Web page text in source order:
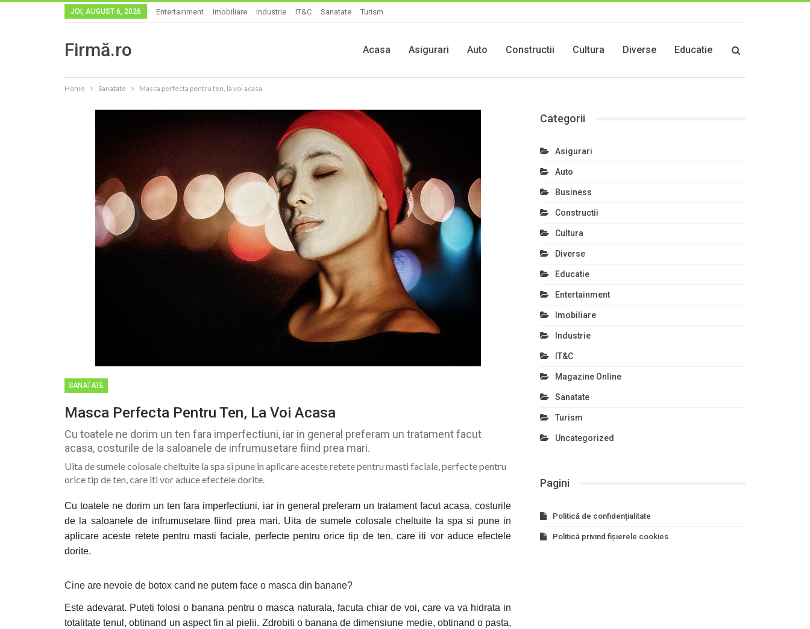
JOI, AUGUST 6, 2026 Entertainment Imobiliare Industrie IT&C Sanatate Turism
Firmă.ro Acasa Asigurari Auto Constructii Cultura Diverse Educatie
Home Sanatate Masca perfecta pentru ten, la voi acasa
SANATATE
Masca Perfecta Pentru Ten, La Voi Acasa
Cu toatele ne dorim un ten fara imperfectiuni, iar in general preferam un tratament facut
acasa, costurile de la saloanele de infrumusetare fiind prea mari.
Uita de sumele colosale cheltuite la spa si pune in aplicare aceste retete pentru masti faciale, perfecte pentru
orice tip de ten, care iti vor aduce efectele dorite.
Cu toatele ne dorim un ten fara imperfectiuni, iar in general preferam un tratament facut acasa, costurile
de la saloanele de infrumusetare fiind prea mari. Uita de sumele colosale cheltuite la spa si pune in
aplicare aceste retete pentru masti faciale, perfecte pentru orice tip de ten, care iti vor aduce efectele
dorite.
Cine are nevoie de botox cand ne putem face o masca din banane?
Este adevarat. Puteti folosi o banana pentru o masca naturala, facuta chiar de voi, care va va hidrata in
totalitate tenul, obtinand un aspect fin al pielii. Zdrobiti o banana de dimensiune medie, obtinand o pasta,
Categorii
Asigurari
Auto
Business
Constructii
Cultura
Diverse
Educatie
Entertainment
Imobiliare
Industrie
IT&C
Magazine Online
Sanatate
Turism
Uncategorized
Pagini
Politică de confidențialitate
Politică privind fișierele cookies